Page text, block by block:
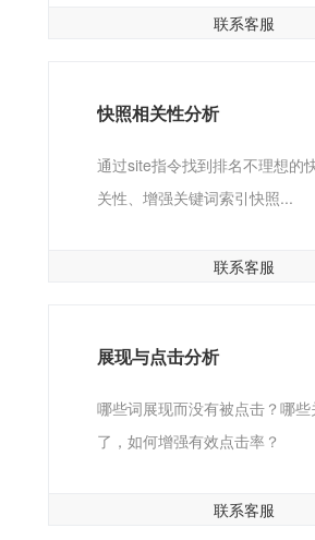
联系客服
快照相关性分析
通过site指令找到排名不理想的
关性、增强关键词索引快照...
联系客服
展现与点击分析
哪些词展现而没有被点击？哪
了，如何增强有效点击率？
联系客服